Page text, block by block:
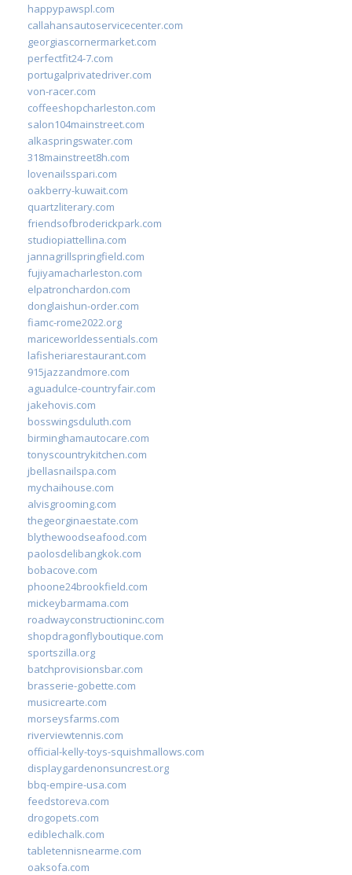
happypawspl.com
callahansautoservicecenter.com
georgiascornermarket.com
perfectfit24-7.com
portugalprivatedriver.com
von-racer.com
coffeeshopcharleston.com
salon104mainstreet.com
alkaspringswater.com
318mainstreet8h.com
lovenailsspari.com
oakberry-kuwait.com
quartzliterary.com
friendsofbroderickpark.com
studiopiattellina.com
jannagrillspringfield.com
fujiyamacharleston.com
elpatronchardon.com
donglaishun-order.com
fiamc-rome2022.org
mariceworldessentials.com
lafisheriarestaurant.com
915jazzandmore.com
aguadulce-countryfair.com
jakehovis.com
bosswingsduluth.com
birminghamautocare.com
tonyscountrykitchen.com
jbellasnailspa.com
mychaihouse.com
alvisgrooming.com
thegeorginaestate.com
blythewoodseafood.com
paolosdelibangkok.com
bobacove.com
phoone24brookfield.com
mickeybarmama.com
roadwayconstructioninc.com
shopdragonflyboutique.com
sportszilla.org
batchprovisionsbar.com
brasserie-gobette.com
musicrearte.com
morseysfarms.com
riverviewtennis.com
official-kelly-toys-squishmallows.com
displaygardenonsuncrest.org
bbq-empire-usa.com
feedstoreva.com
drogopets.com
ediblechalk.com
tabletennisnearme.com
oaksofa.com